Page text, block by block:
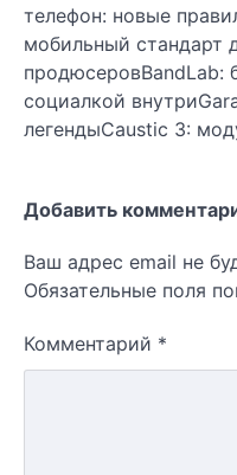
телефон: новые
мобильный стандарт
продюсеровBandLab:
социалкой
легендыCaustic 3:
Добавить
Ваш адрес email не
Обязательные поля
Комментарий *